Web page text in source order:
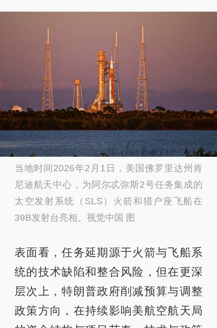
当地时间2026年2月1日，美国佛罗里达州肯
尼迪航天中心，为阿尔忒弥斯2号任务集成的
太空发射系统（SLS）火箭和猎户座飞船在
39B发射台亮相。视觉中国 图
表面看，任务延期源于火箭与飞船系
统的技术缺陷和整合风险，但在更深
层次上，特朗普政府削减预算与调整
政策方向，在持续影响美航空航天局